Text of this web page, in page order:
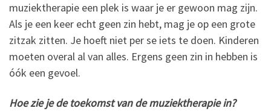
muziektherapie een plek is waar je er gewoon mag zijn.
Als je een keer echt geen zin hebt, mag je op een grote
zitzak zitten. Je hoeft niet per se iets te doen. Kinderen
moeten overal al van alles. Ergens geen zin in hebben is
óók een gevoel.
Hoe zie je de toekomst van de muziektherapie in?